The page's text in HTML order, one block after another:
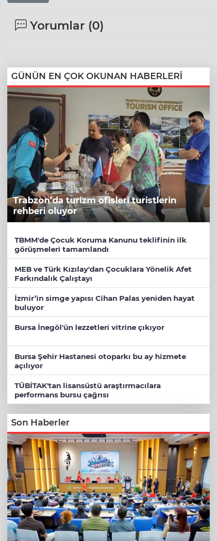
Yorumlar (0)
GÜNÜN EN ÇOK OKUNAN HABERLERİ
Trabzon’da turizm ofisleri turistlerin
rehberi oluyor
TBMM'de Çocuk Koruma Kanunu teklifinin ilk
görüşmeleri tamamlandı
MEB ve Türk Kızılay'dan Çocuklara Yönelik Afet
Farkındalık Çalıştayı
İzmir’in simge yapısı Cihan Palas yeniden hayat
buluyor
Bursa İnegöl'ün lezzetleri vitrine çıkıyor
Bursa Şehir Hastanesi otoparkı bu ay hizmete
açılıyor
TÜBİTAK'tan lisansüstü araştırmacılara
performans bursu çağrısı
Son Haberler